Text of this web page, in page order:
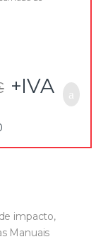
+IVA
impacto,
Manuais